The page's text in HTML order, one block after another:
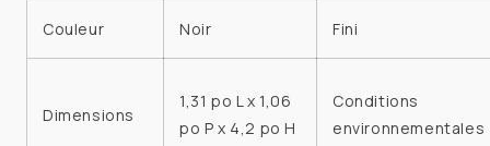
Couleur Noir Fini
Dimensions
1,31 po L x 1,06
po P x 4,2 po H
Conditions
environnementales